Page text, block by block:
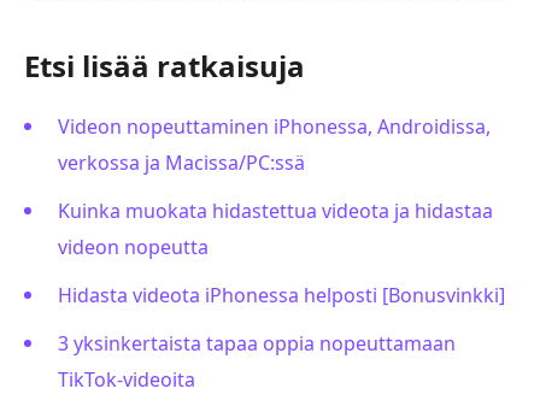
Etsi lisää ratkaisuja
Videon nopeuttaminen iPhonessa, Androidissa,
verkossa ja Macissa/PC:ssä
Kuinka muokata hidastettua videota ja hidastaa
videon nopeutta
Hidasta videota iPhonessa helposti [Bonusvinkki]
3 yksinkertaista tapaa oppia nopeuttamaan
TikTok-videoita